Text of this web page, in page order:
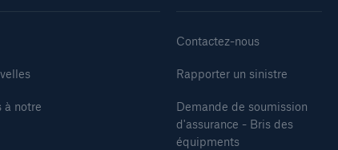
à notre
Contactez-nous
Rapporter un sinistre
Demande de soumission
d'assurance - Bris des
équipments